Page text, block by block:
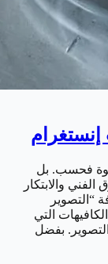
فحسب. بل
والابتكار
“التصوير
التي
بفضل